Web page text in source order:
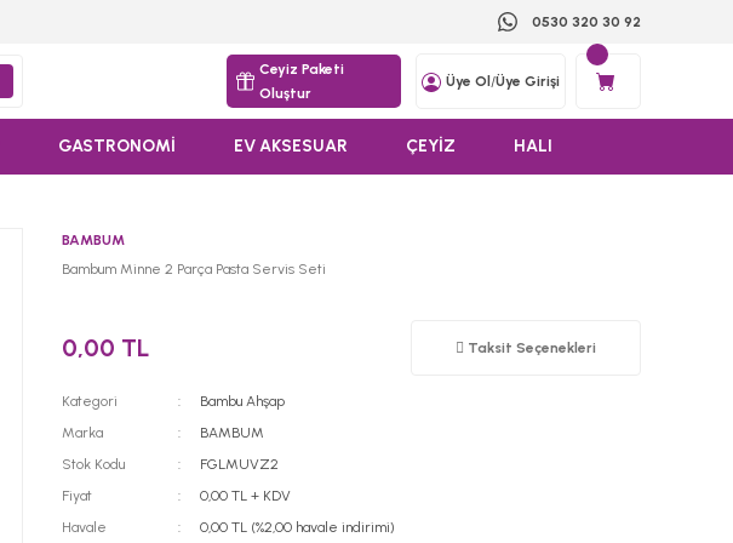
0530 320 30 92
Ceyiz Paketi
Oluştur
Üye Ol /Üye Girişi
GASTRONOMİ EV AKSESUAR ÇEYİZ HALI
BAMBUM
Bambum Minne 2 Parça Pasta Servis Seti
0,00 TL Taksit Seçenekleri
Kategori
Bambu Ahşap
Marka
BAMBUM
Stok Kodu
FGLMUVZ2
Fiyat
0,00 TL + KDV
Havale
0,00 TL (%2,00 havale indirimi)